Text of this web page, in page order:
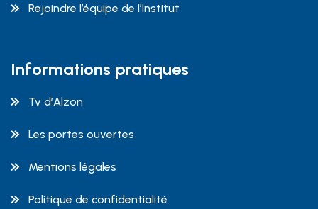
Rejoindre l’équipe de l’Institut
Informations pratiques
Tv d’Alzon
Les portes ouvertes
Mentions légales
Politique de confidentialité